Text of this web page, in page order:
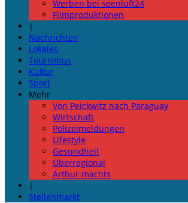
Werben bei seenluft24
Filmproduktionen
|
Nachrichten
Lokales
Tourismus
Kultur
Sport
Mehr
Von Peickwitz nach Paraguay
Wirtschaft
Polizeimeldungen
Lifestyle
Gesundheit
Überregional
Arthur machts
|
Stellenmarkt